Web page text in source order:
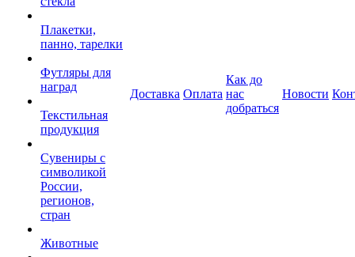
Плакетки,
панно, тарелки
Футляры для
наград
Текстильная
продукция
Сувениры с
символикой
России,
регионов,
стран
Животные
Доставка Оплата
Как до
нас
добраться
Новости